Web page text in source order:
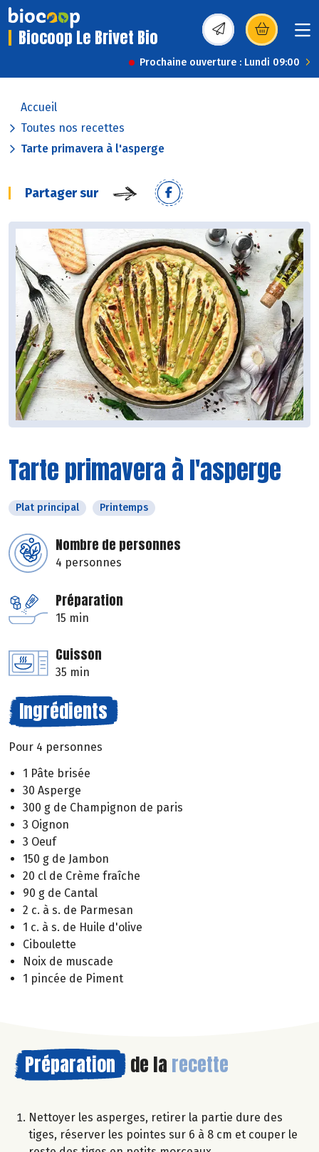
Biocoop Le Brivet Bio (s’ouvre dans une
Prochaine ouverture : Lundi 09:00
Accueil
Toutes nos recettes
Tarte primavera à l'asperge
Partager sur
Tarte primavera à l'asperge
Plat principal Printemps
Nombre de personnes
4 personnes
Préparation
15 min
Cuisson
35 min
Ingrédients
Pour 4 personnes
1 Pâte brisée
30 Asperge
300 g de Champignon de paris
3 Oignon
3 Oeuf
150 g de Jambon
20 cl de Crème fraîche
90 g de Cantal
2 c. à s. de Parmesan
1 c. à s. de Huile d'olive
Ciboulette
Noix de muscade
1 pincée de Piment
Préparation de la recette
Nettoyer les asperges, retirer la partie dure des
tiges, réserver les pointes sur 6 à 8 cm et couper le